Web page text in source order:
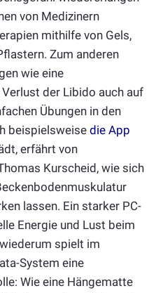
von Medizinern
mithilfe von Gels,
Zum anderen
wie eine
der Libido auch auf
Übungen in den
beispielsweise die App
erfährt von
Kurscheid, wie sich
lassen. Ein starker PC-
Energie und Lust beim
spielt im
System eine
Wie eine Hängematte